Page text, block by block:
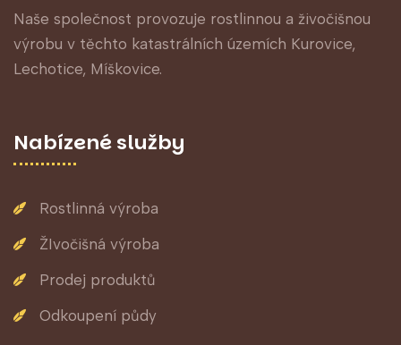
Naše společnost provozuje rostlinnou a živočišnou
výrobu v těchto katastrálních územích Kurovice,
Lechotice, Míškovice.
Nabízené služby
Rostlinná výroba
ŽIvočišná výroba
Prodej produktů
Odkoupení půdy